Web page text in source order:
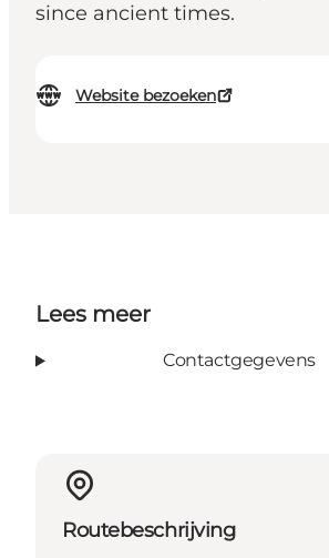
since ancient times.
Website bezoeken
Lees meer
Contactgegevens
Routebeschrijving